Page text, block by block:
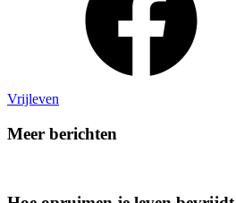
Vrijleven
Meer berichten